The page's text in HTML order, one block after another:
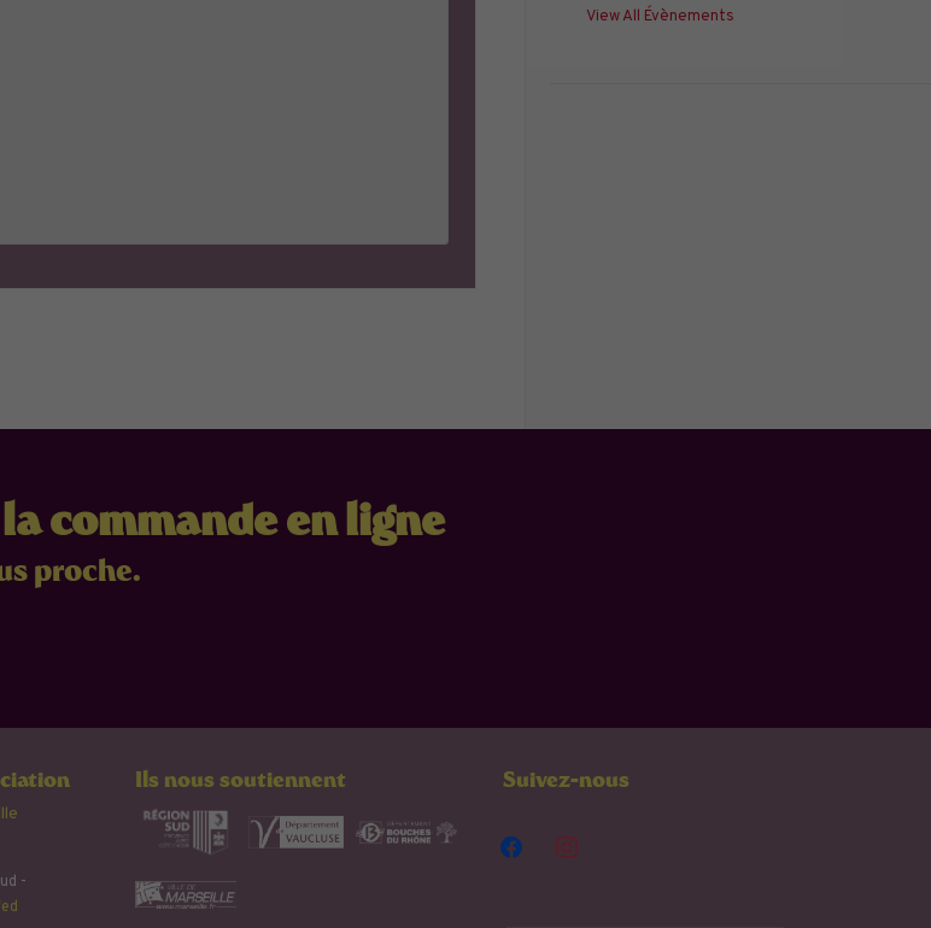
View All Évènements
commande en ligne
proche.
-
Ils nous soutiennent Suivez-nous
facebookinstagram